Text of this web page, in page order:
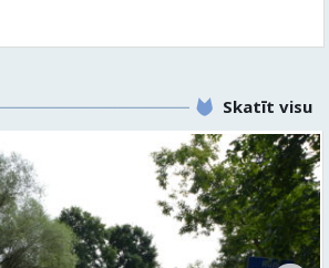
Skatīt visu